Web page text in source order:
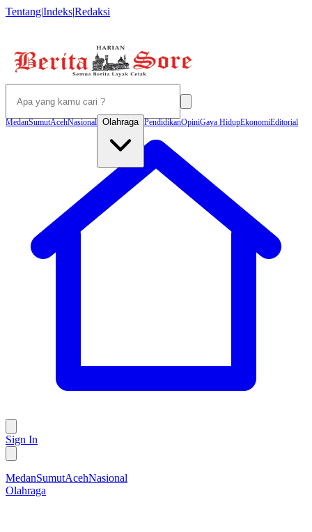
Tentang|Indeks|Redaksi
MedanSumutAcehNasional Olahraga PendidikanOpiniGaya HidupEkonomiEditorial
Sign In
MedanSumutAcehNasional
Olahraga